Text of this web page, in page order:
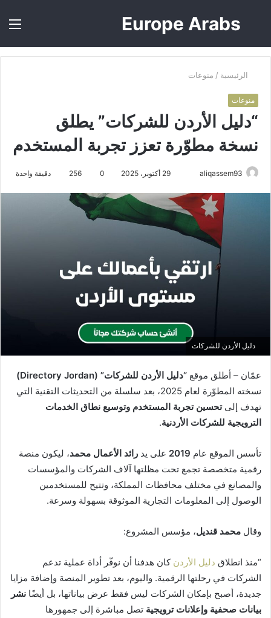
Europe Arabs
بحث
الرئيسية / منوعات
منوعات
“دليل الأردن للشركات” يطلق
نسخة مطوّرة تعزز تجربة المستخدم
aliqassem93
إلكترونيا
29 أكتوبر، 2025 0
256 دقيقة واحدة
دليل الأردن للشركات
عمّان – أطلق موقع “دليل الأردن للشركات” (Directory Jordan)
نسخته المطوّرة لعام 2025، بعد سلسلة من التحديثات التقنية التي
تهدف إلىتحسين تجربة المستخدم وتوسيع نطاق الخدمات
الترويجية للشركات الأردنية.
تأسس الموقع عام 2019 على يد رائد الأعمال محمد، ليكون منصة
رقمية متخصصة تجمع تحت مظلتها آلاف الشركات والمؤسسات
والمصانع في مختلف محافظات المملكة، وتتيح للمستخدمين
الوصول إلى المعلومات التجارية الموثوقة بسهولة وسرعة.
وقال محمد قنديل، مؤسس المشروع:
“منذ انطلاق دليل الأردن كان هدفنا أن نوفّر أداة عملية تدعم
الشركات في رحلتها الرقمية. واليوم، بعد تطوير المنصة وإضافة مزايا
جديدة، أصبح بإمكان الشركات ليس فقط عرض بياناتها، بل أيضًا نشر
بيانات صحفية وإعلانات ترويجية تصل مباشرة إلى جمهورها